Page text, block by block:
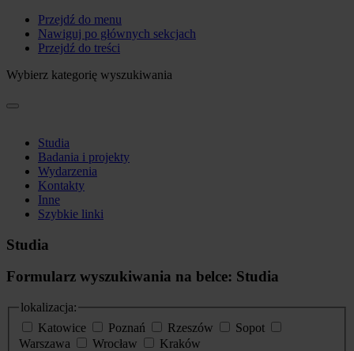
Przejdź do menu
Nawiguj po głównych sekcjach
Przejdź do treści
Wybierz kategorię wyszukiwania
Studia
Badania i projekty
Wydarzenia
Kontakty
Inne
Szybkie linki
Studia
Formularz wyszukiwania na belce: Studia
lokalizacja:
Katowice
Poznań Rzeszów
Sopot
Warszawa
Wrocław
Kraków